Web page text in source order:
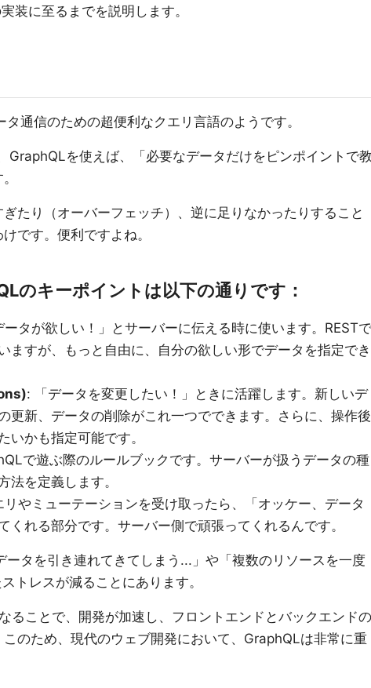
装に至るまでを説明します。
通信のための超便利なクエリ言語のようです。
GraphQLを使えば、「必要なデータだけをピンポイントで
たり（オーバーフェッチ）、逆に足りなかったりすること
です。便利ですよね。
のキーポイントは以下の通りです：
ータが欲しい！」とサーバーに伝える時に使います。RESTで
ますが、もっと自由に、自分の欲しい形でデータを指定でき
: 「データを変更したい！」ときに活躍します。新しいデ
更新、データの削除がこれ一つでできます。さらに、操作後
いかも指定可能です。
で遊ぶ際のルールブックです。サーバーが扱うデータの種
法を定義します。
リやミューテーションを受け取ったら、「オッケー、データ
くれる部分です。サーバー側で頑張ってくれるんです。
タを引き連れてきてしまう...」や「複数のリソースを一度
トレスが減ることにあります。
ることで、開発が加速し、フロントエンドとバックエンドの
のため、現代のウェブ開発において、GraphQLは非常に重